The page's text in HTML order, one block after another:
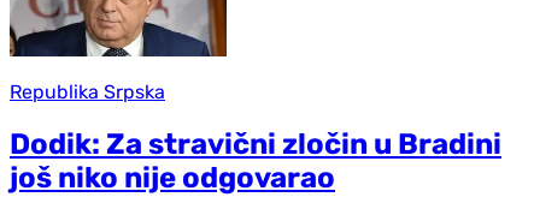
Republika Srpska
Dodik: Za stravični zločin u Bradini
još niko nije odgovarao